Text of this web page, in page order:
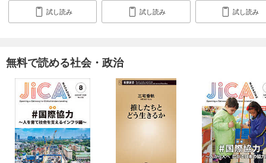
試し読み 試し読み 試し読み
無料で読める社会・政治